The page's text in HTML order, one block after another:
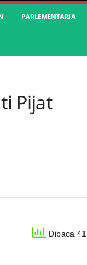
PARLEMENTARIA
Pijat
Dibaca 41